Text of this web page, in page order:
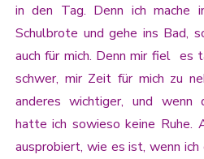
in den Tag. Denn ich mache
Schulbrote und gehe ins Bad,
auch für mich. Denn mir fiel es
schwer, mir Zeit für mich zu
anderes wichtiger, und wenn
hatte ich sowieso keine Ruhe.
ausprobiert, wie es ist, wenn